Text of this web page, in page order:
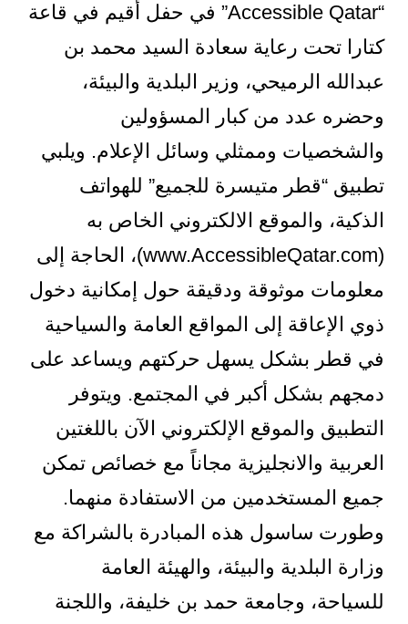
“Accessible Qatar” في حفل أقيم في قاعة
كتارا تحت رعاية سعادة السيد محمد بن
عبدالله الرميحي، وزير البلدية والبيئة،
وحضره عدد من كبار المسؤولين
والشخصيات وممثلي وسائل الإعلام. ويلبي
تطبيق “قطر متيسرة للجميع” للهواتف
الذكية، والموقع الالكتروني الخاص به
(www.AccessibleQatar.com)، الحاجة إلى
معلومات موثوقة ودقيقة حول إمكانية دخول
ذوي الإعاقة إلى المواقع العامة والسياحية
في قطر بشكل يسهل حركتهم ويساعد على
دمجهم بشكل أكبر في المجتمع. ويتوفر
التطبيق والموقع الإلكتروني الآن باللغتين
العربية والانجليزية مجاناً مع خصائص تمكن
جميع المستخدمين من الاستفادة منهما.
وطورت ساسول هذه المبادرة بالشراكة مع
وزارة البلدية والبيئة، والهيئة العامة
للسياحة، وجامعة حمد بن خليفة، واللجنة